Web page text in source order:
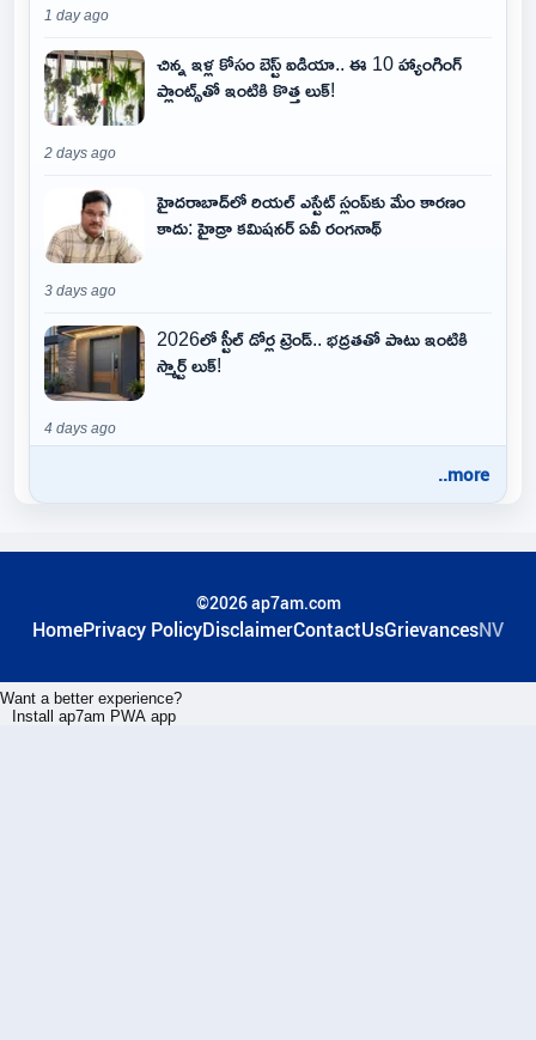
1 day ago
చిన్న ఇళ్ల కోసం బెస్ట్ ఐడియా.. ఈ 10 హ్యాంగింగ్
ప్లాంట్స్‌తో ఇంటికి కొత్త లుక్!
2 days ago
హైదరాబాద్‌లో రియల్ ఎస్టేట్ స్లంప్‌కు మేం కారణం
కాదు: హైడ్రా కమిషనర్ ఏవీ రంగనాథ్
3 days ago
2026లో స్టీల్ డోర్ల ట్రెండ్.. భద్రతతో పాటు ఇంటికి
స్మార్ట్ లుక్!
4 days ago
..more
©2026 ap7am.com
HomePrivacy PolicyDisclaimerContactUsGrievancesNV
Want a better experience?
Install ap7am PWA app